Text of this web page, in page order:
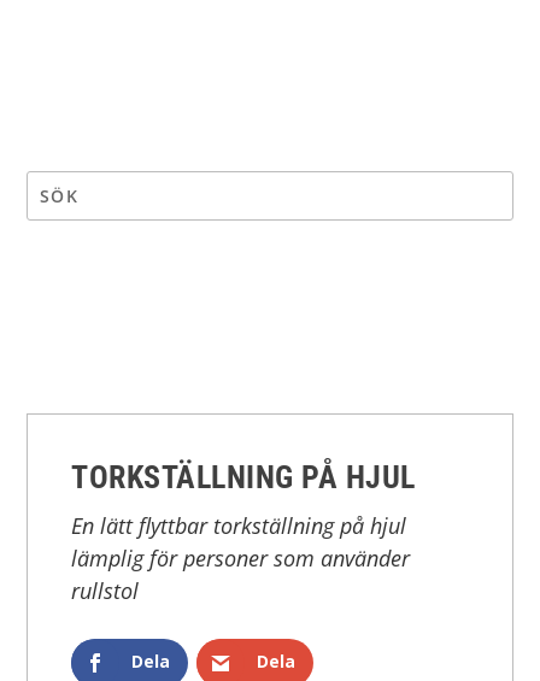
TORKSTÄLLNING PÅ HJUL
En lätt flyttbar torkställning på hjul
lämplig för personer som använder
rullstol
Dela Dela